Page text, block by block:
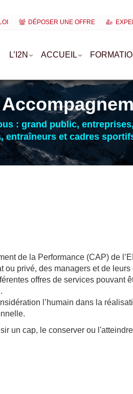
DÉPOSER UNE OFFRE
L’I2N ACCUEIL
: grand public,
entraîneurs et cadres
de la Performance (CAP) de
ou privé, des managers et de
offres de services pouvant
l’humain dans la
un cap, le conserver ou